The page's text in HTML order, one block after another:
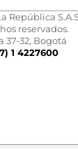
República
reservados.
37-32, Bogotá
1 4227600